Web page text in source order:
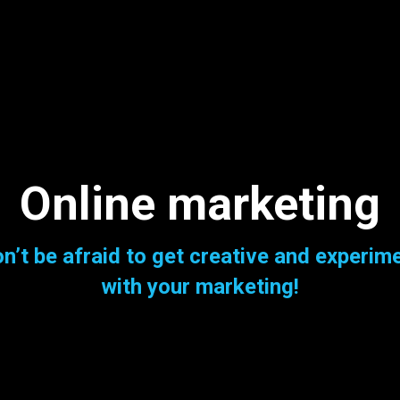
Online marketing
be afraid to get creative and
with your marketing!